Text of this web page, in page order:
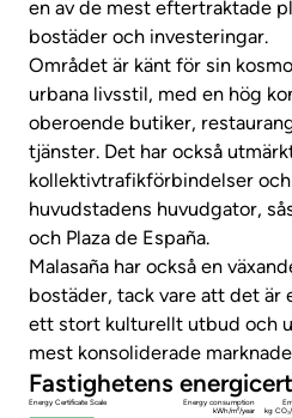
en av de mest eftertraktade
bostäder och investeringar.
Området är känt för sin
urbana livsstil, med en hög
oberoende butiker,
tjänster. Det har också
kollektivtrafikförbindelser
huvudstadens huvudgator,
och Plaza de España.
Malasaña har också en
bostäder, tack vare att det är
ett stort kulturellt utbud och
mest konsoliderade
Fastighetens
Energy Certificate Scale
Energy consumption
kWh/m²/year
kg CO₂/